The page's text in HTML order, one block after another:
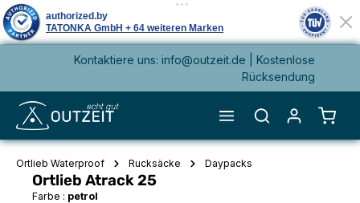
springenKontaktiere uns: info@outzeit.de | Kostenlose
Rücksendung
Ortlieb Waterproof Rucksäcke Daypacks
Ortlieb Atrack 25
Farbe : petrol